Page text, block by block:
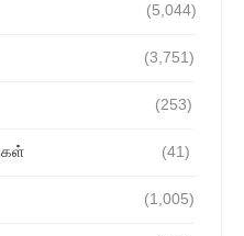
(5,044)
(3,751)
(253)
(41)
(1,005)